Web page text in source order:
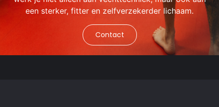
een sterker, fitter en zelfverzekerder lichaam.
Contact